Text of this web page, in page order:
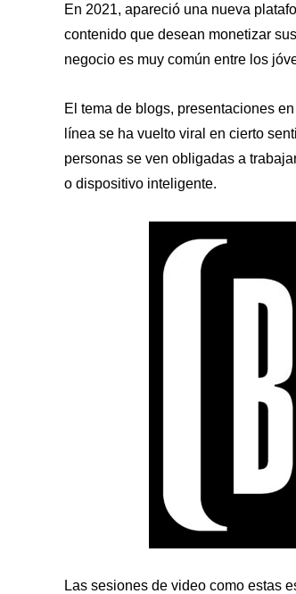
En 2021, apareció una nueva
contenido que desean monetizar
negocio es muy común entre los
El tema de blogs, presentaciones
línea se ha vuelto viral en cierto
personas se ven obligadas a
o dispositivo inteligente.
Las sesiones de video como estas